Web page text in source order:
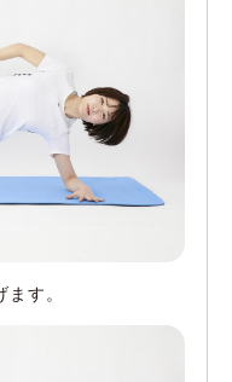
す。